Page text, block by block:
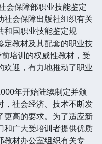
保障部职业技能鉴定
社会保障出版社组织有关
和国职业技能鉴定规
定教材及其配套的职业技
培训的权威性教材，受
迎，有力地推动了职业
年开始陆续制定并颁
，社会经济、技术不断发
更高的要求。为了适应新
和广大受培训者提供优质
教材办公室组织有关专